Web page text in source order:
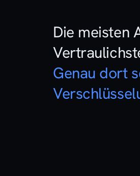
Die meisten
Genau dort